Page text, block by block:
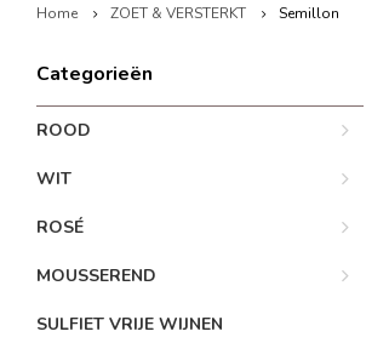
Home ZOET & VERSTERKT Semillon
Categorieën
ROOD
WIT
ROSÉ
MOUSSEREND
SULFIET VRIJE WIJNEN